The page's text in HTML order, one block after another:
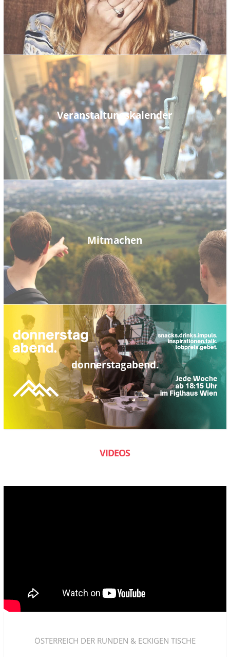
Veranstaltungskalender
Mitmachen
donnerstagabend.
VIDEOS
ÖSTERREICH DER RUNDEN & ECKIGEN TISCHE